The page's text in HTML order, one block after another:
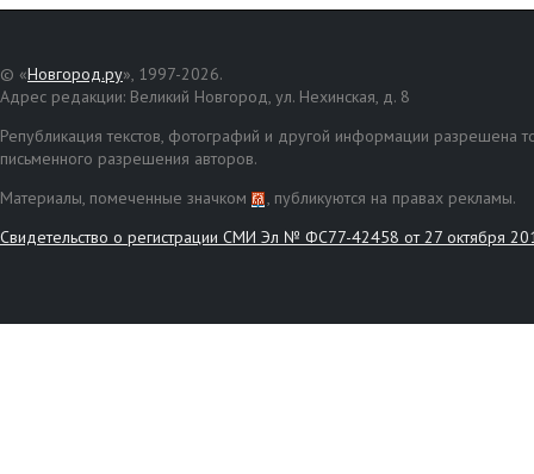
© «Новгород.ру», 1997-2026.
Адрес редакции: Великий Новгород, ул. Нехинская, д. 8
Републикация текстов, фотографий и другой информации разрешена
письменного разрешения авторов.
Материалы, помеченные значком
, публикуются на правах рекламы.
Свидетельство о регистрации СМИ Эл № ФС77-42458 от 27 октября